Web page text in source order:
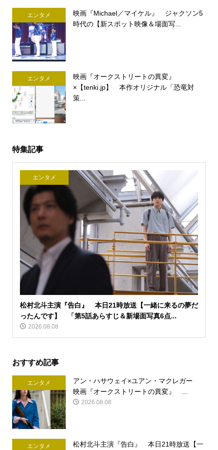
エンタメ
映画『Michael／マイケル』 ジャクソン5
時代の【新スポット映像＆場面写...
エンタメ
映画『オークストリートの異変』
×【tenki.jp】 本作オリジナル「恐竜対
策...
特集記事
エンタメ
松村北斗主演『告白』 本日21時放送【一緒に来るの夢だ
ったんです】 「第5話あらすじ＆新場面写真6点...
2026.08.08
おすすめ記事
エンタメ
アン・ハサウェイ×ユアン・マクレガー
映画『オークストリートの異変』 ...
2026.08.08
エンタメ
松村北斗主演『告白』 本日21時放送【一